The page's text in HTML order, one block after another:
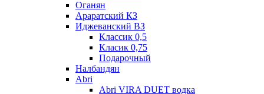
Оганян
Араратский КЗ
Иджеванский ВЗ
Классик 0,5
Класик 0,75
Подарочный
Налбандян
Abri
Abri VIRA DUET водка